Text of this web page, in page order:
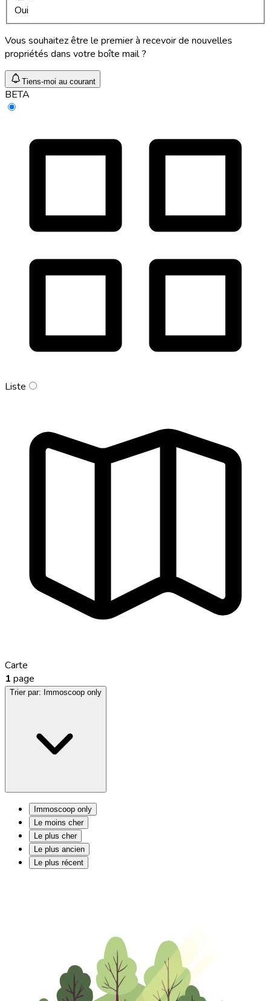
Oui
Vous souhaitez être le premier à recevoir de nouvelles
propriétés dans votre boîte mail ?
Tiens-moi au courant
BETA
Liste
Carte
1 page
Trier par: Immoscoop only
Immoscoop only
Le moins cher
Le plus cher
Le plus ancien
Le plus récent